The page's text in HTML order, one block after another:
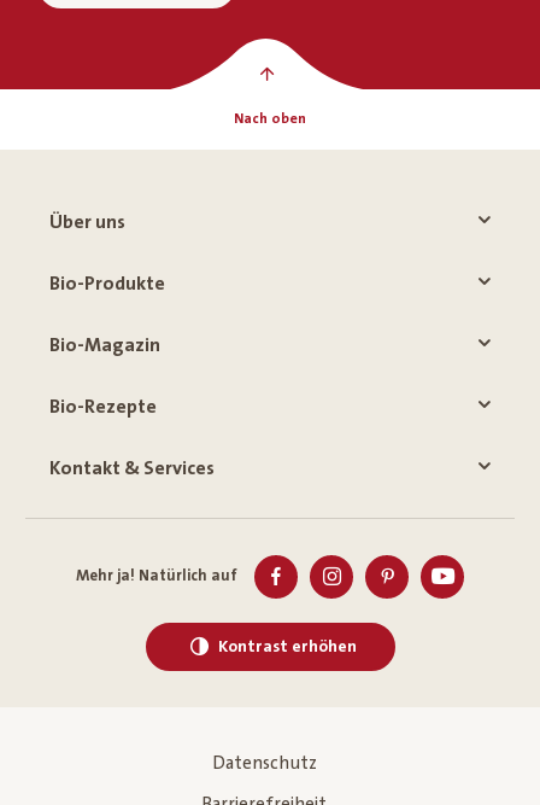
Nach oben
Über uns
Bio-Produkte
Bio-Magazin
Bio-Rezepte
Kontakt & Services
Mehr ja! Natürlich auf
Kontrast erhöhen
Datenschutz